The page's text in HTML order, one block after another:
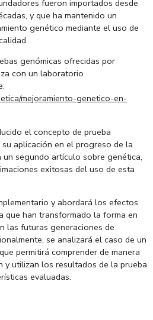
fueron importados desde
y que ha mantenido un
genético mediante el uso de
genómicas ofrecidas por
con un laboratorio
mejoramiento-genetico-en-
el concepto de prueba
aplicación en el progreso de la
segundo artículo sobre genética,
exitosas del uso de esta
y abordará los efectos
que han transformado la forma en
las futuras generaciones de
se analizará el caso de un
permitirá comprender de manera
y utilizan los resultados de la prueba
evaluadas.